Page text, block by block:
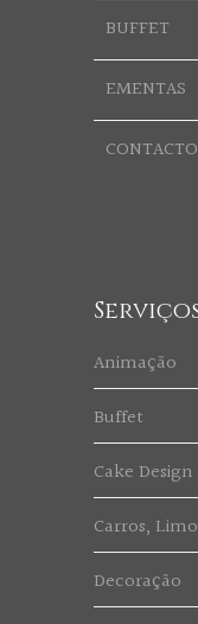
BUFFET
EMENTAS
Animação
Buffet
Cake Design
Carros,
Decoração